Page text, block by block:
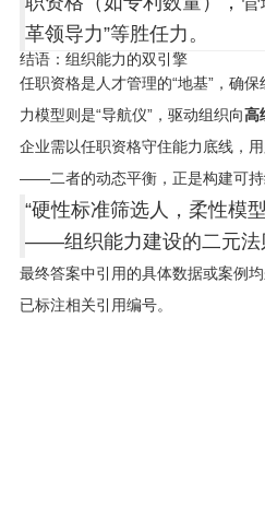
革领导力”等胜任力。
结语：组织能力的双引擎
任职资格是人才管理的“地基”，确保
力模型则是“导航仪”，驱动组织向高
企业需以任职资格守住能力底线，
——二者的动态平衡，正是构建可持
“硬性标准筛选人，柔性模
——组织能力建设的二元法
最终答案中引用的具体数据或案例
已标注相关引用编号。